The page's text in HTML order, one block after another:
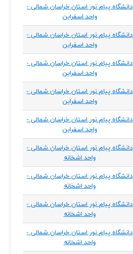
دانشگاه پیام نور استان خراسان شمالی -
واحد اسفراین
دانشگاه پیام نور استان خراسان شمالی -
واحد اسفراین
دانشگاه پیام نور استان خراسان شمالی -
واحد اسفراین
دانشگاه پیام نور استان خراسان شمالی -
واحد اسفراین
دانشگاه پیام نور استان خراسان شمالی -
واحد اسفراین
دانشگاه پیام نور استان خراسان شمالی -
واحد اشخانه
دانشگاه پیام نور استان خراسان شمالی -
واحد اشخانه
دانشگاه پیام نور استان خراسان شمالی -
واحد اشخانه
دانشگاه پیام نور استان خراسان شمالی -
واحد اشخانه